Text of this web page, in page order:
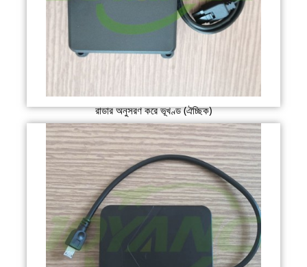
রাডার অনুসরণ করে ভূখণ্ড (ঐচ্ছিক)